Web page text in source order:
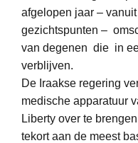
afgelopen jaar –
gezichtspunten –
van degenen die in
verblijven.
De Iraakse regering
medische apparatuur
Liberty over te
tekort aan de meest